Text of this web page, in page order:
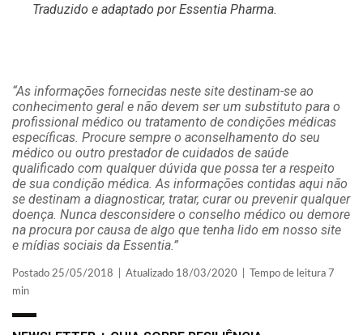
Traduzido e adaptado por Essentia Pharma.
“As informações fornecidas neste site destinam-se ao
conhecimento geral e não devem ser um substituto para o
profissional médico ou tratamento de condições médicas
específicas. Procure sempre o aconselhamento do seu
médico ou outro prestador de cuidados de saúde
qualificado com qualquer dúvida que possa ter a respeito
de sua condição médica. As informações contidas aqui não
se destinam a diagnosticar, tratar, curar ou prevenir qualquer
doença. Nunca desconsidere o conselho médico ou demore
na procura por causa de algo que tenha lido em nosso site
e mídias sociais da Essentia.”
Postado 25/05/2018 | Atualizado 18/03/2020 | Tempo de leitura 7
min